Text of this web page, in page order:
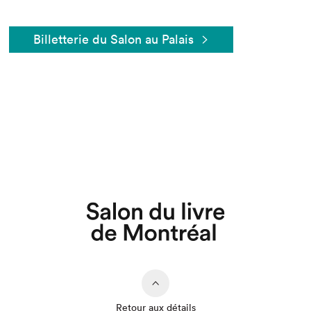
Billetterie du Salon au Palais
Retour aux détails